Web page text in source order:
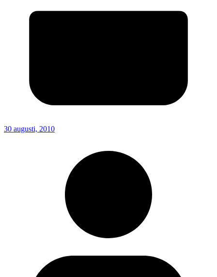
30 augusti, 2010